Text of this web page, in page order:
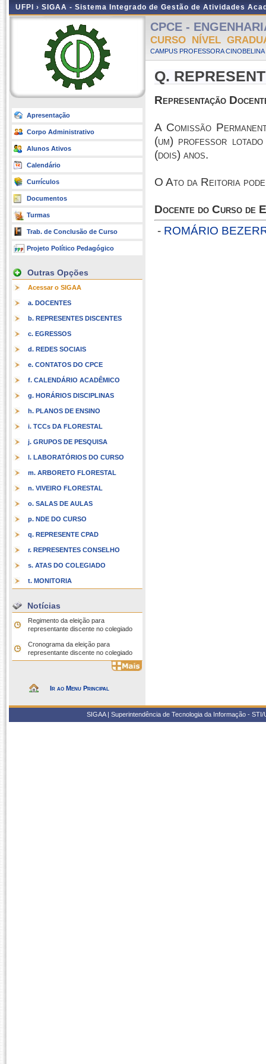
UFPI › SIGAA - Sistema Integrado de Gestão de Atividades
Apresentação
Corpo Administrativo
Alunos Ativos
Calendário
Currículos
Documentos
Turmas
Trab. de Conclusão de Curso
Projeto Político Pedagógico
Outras Opções
Acessar o SIGAA
a. DOCENTES
b. REPRESENTES DISCENTES
c. EGRESSOS
d. REDES SOCIAIS
e. CONTATOS DO CPCE
f. CALENDÁRIO ACADÊMICO
g. HORÁRIOS DISCIPLINAS
h. PLANOS DE ENSINO
i. TCCs DA FLORESTAL
j. GRUPOS DE PESQUISA
l. LABORATÓRIOS DO CURSO
m. ARBORETO FLORESTAL
n. VIVEIRO FLORESTAL
o. SALAS DE AULAS
p. NDE DO CURSO
q. REPRESENTE CPAD
r. REPRESENTES CONSELHO
s. ATAS DO COLEGIADO
t. MONITORIA
Notícias
Regimento da eleição para
representante discente no colegiado
Cronograma da eleição para
representante discente no colegiado
Ir ao Menu Principal
CPCE -
CURSO NÍVEL
CAMPUS PROFESSORA CINOBELINA
Q.
Representação
A Comissão
(um) professor
(dois) anos.
O Ato da Reitoria
Docente do Curso de
- ROMÁRIO
SIGAA | Superintendência de Tecnologia da Informação -